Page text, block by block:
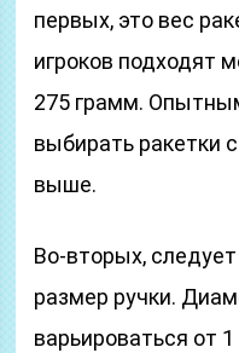
первых, это вес
игроков подходят
275 грамм.
выбирать ракетки
выше.
Во-вторых,
размер ручки.
варьироваться от